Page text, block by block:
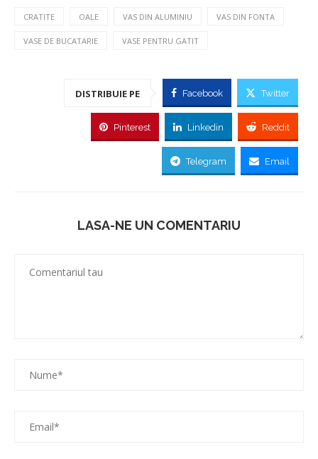
CRATITE OALE VAS DIN ALUMINIU VAS DIN FONTA
VASE DE BUCATARIE VASE PENTRU GATIT
DISTRIBUIE PE Facebook Twitter
Pinterest Linkedin Reddit
Telegram Email
LASA-NE UN COMENTARIU